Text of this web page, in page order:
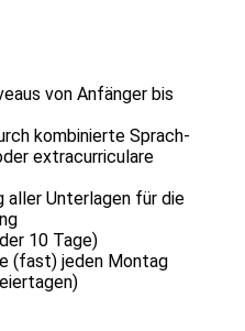
von Anfänger bis
kombinierte Sprach-
extracurriculare
Unterlagen für die
10 Tage)
(fast) jeden Montag